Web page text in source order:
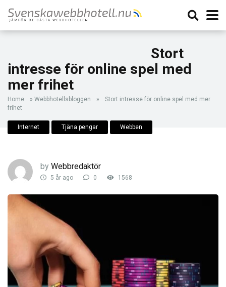
Stort
intresse för online spel med
mer frihet
Home » Webbhotellsbloggen »
Stort intresse för online spel med mer
frihet
Internet Tjäna pengar Webben
by Webbredaktör
5 år ago 0 1568